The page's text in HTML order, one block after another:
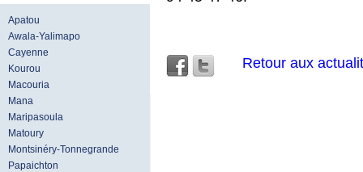
Apatou
Awala-Yalimapo
Cayenne
Kourou
Macouria
Mana
Maripasoula
Matoury
Montsinéry-Tonnegrande
Papaichton
Retour aux